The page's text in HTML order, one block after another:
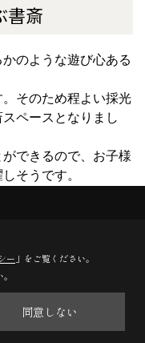
書斎
のような遊び心ある
そのため程よい採光
ペースとなりまし
できるので、お子様
そうです。
ー 」をご覧ください。
同意しない